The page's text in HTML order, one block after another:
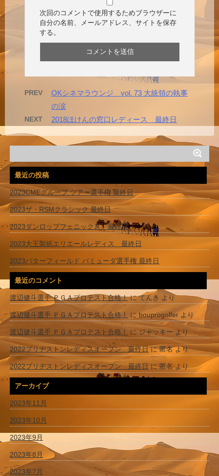
次回のコメントで使用するためブラウザーに
自分の名前、メールアドレス、サイトを保存
する。
PREV
OKシネマラウンジ vol. 73 大統領の執事
の涙
NEXT 2018ほけんの窓口レディース 最終日
最近の投稿
2023CMEグループ ツアー選手権 最終日
2023ザ・RSMクラシック 最終日
2023ダンロップフェニックス 最終日
2023大王製紙エリエールレディス 最終日
2023バターフィールド バミューダ選手権 最終日
最近のコメント
渡辺健斗選手 ＰＧＡプロテスト合格！にてんき より
渡辺健斗選手 ＰＧＡプロテスト合格！ にbouprogolfer より
渡辺健斗選手 ＰＧＡプロテスト合格！ にジャッキー より
2022ブリヂストンレディスオープン 最終日に匿名より
2022ブリヂストンレディスオープン 最終日に匿名より
アーカイブ
2023年11月
2023年10月
2023年9月
2023年8月
2023年7月